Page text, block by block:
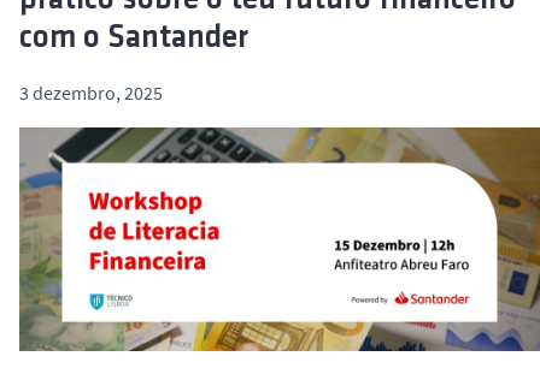
com o Santander
3 dezembro, 2025